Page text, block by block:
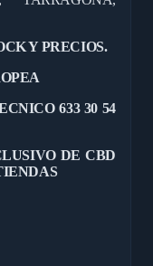
Y PRECIOS.
633 30 54
DE CBD